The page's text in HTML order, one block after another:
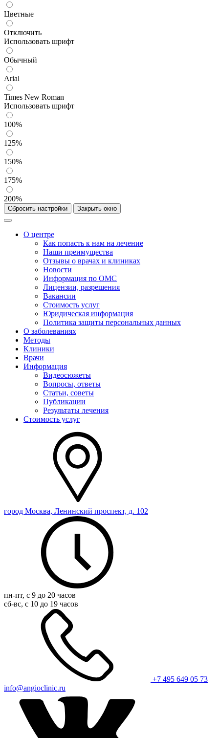
Цветные
Отключить
Использовать шрифт
Обычный
Arial
Times New Roman
Использовать шрифт
100%
125%
150%
175%
200%
Сбросить настройки Закрыть окно
О центре
Как попасть к нам на лечение
Наши преимущества
Отзывы о врачах и клиниках
Новости
Информация по ОМС
Лицензии, разрешения
Вакансии
Стоимость услуг
Юридическая информация
Политика защиты персональных данных
О заболеваниях
Методы
Клиники
Врачи
Информация
Видеосюжеты
Вопросы, ответы
Статьи, советы
Публикации
Результаты лечения
Стоимость услуг
город Москва, Ленинский проспект, д. 102
пн-пт, с 9 до 20 часов
сб-вс, с 10 до 19 часов
+7 495 649 05 73
info@angioclinic.ru